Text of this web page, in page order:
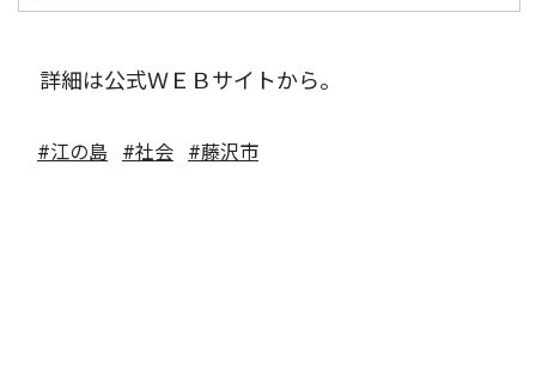
詳細は公式ＷＥＢサイトから。
#江の島 #社会 #藤沢市